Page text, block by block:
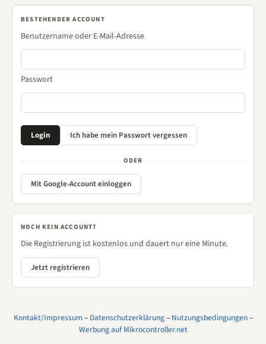
BESTEHENDER ACCOUNT
Benutzername oder E-Mail-Adresse
Passwort
ODER
Mit Google-Account einloggen
NOCH KEIN ACCOUNT?
Die Registrierung ist kostenlos und dauert nur eine Minute.
Jetzt registrieren
Kontakt/Impressum– Datenschutzerklärung– Nutzungsbedingungen–
Werbung auf Mikrocontroller.net